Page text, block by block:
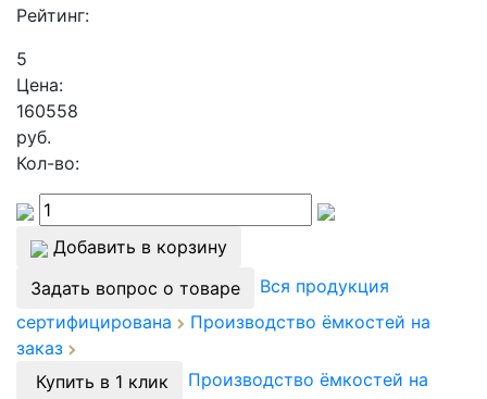
Рейтинг:
5
Цена:
160558
руб.
Кол-во:
Добавить в корзину
Задать вопрос о товаре
Вся продукция
сертифицирована
Производство ёмкостей на
заказ
Купить в 1 клик
Производство ёмкостей на